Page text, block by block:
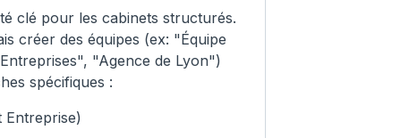
clé pour les cabinets structurés.
créer des équipes (ex: "Équipe
"Agence de Lyon")
spécifiques :
Entreprise)